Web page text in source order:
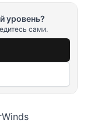
уровень?
сами.